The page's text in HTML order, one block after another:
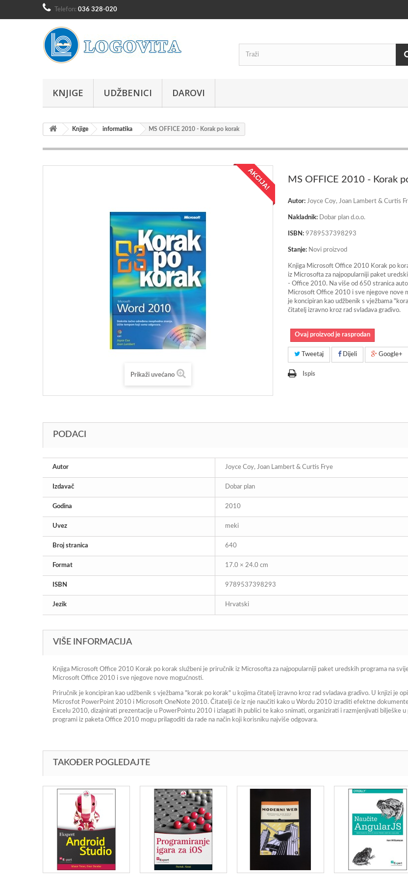
Telefon: 036 328-020
KNJIGE UDŽBENICI DAROVI
Knjige informatika MS OFFICE 2010 - Korak po korak
AKCIJA!
Prikaži uvećano
MS OFFICE 2010 - Korak
Autor: Joyce Coy, Joan Lambert & Curtis
Nakladnik: Dobar plan d.o.o.
ISBN: 9789537398293
Stanje: Novi proizvod
Knjiga Microsoft Office 2010 Korak po
iz Microsofta za najpopularniji paket
- Office 2010. Na više od 650 stranica
Microsoft Office 2010 i sve njegove nove
je koncipiran kao udžbenik s vježbama
čitatelj izravno kroz rad svladava gradivo.
Ovaj proizvod je rasprodan
Tweetaj Dijeli Google+
Ispis
PODACI
Autor Joyce Coy, Joan Lambert & Curtis Frye
Izdavač Dobar plan
Godina 2010
Uvez meki
Broj stranica 640
Format 17.0 × 24.0 cm
ISBN 9789537398293
Jezik Hrvatski
VIŠE INFORMACIJA
Knjiga Microsoft Office 2010 Korak po korak službeni je priručnik iz Microsofta za najpopularniji paket uredskih programa na
Microsoft Office 2010 i sve njegove nove mogućnosti.
Priručnik je koncipiran kao udžbenik s vježbama "korak po korak" u kojima čitatelj izravno kroz rad svladava gradivo. U knjizi je
Microsfot PowerPoint 2010 i Microsoft OneNote 2010. Čitatelji će iz nje naučiti kako u Wordu 2010 izraditi efektne
Excelu 2010, dizajnirati prezentacije u PowerPointu 2010 i izlagati ih publici te kako snimati, organizirati i razmjenjivati bilješke
programi iz paketa Office 2010 mogu prilagoditi da rade na način koji korisniku najviše odgovara.
TAKOĐER POGLEDAJTE